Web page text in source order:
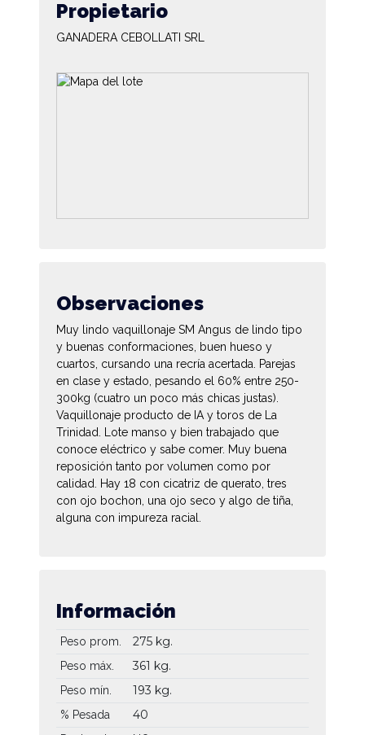
Propietario
GANADERA CEBOLLATI SRL
Observaciones
Muy lindo vaquillonaje SM Angus de lindo tipo
y buenas conformaciones, buen hueso y
cuartos, cursando una recría acertada. Parejas
en clase y estado, pesando el 60% entre 250-
300kg (cuatro un poco más chicas justas).
Vaquillonaje producto de IA y toros de La
Trinidad. Lote manso y bien trabajado que
conoce eléctrico y sabe comer. Muy buena
reposición tanto por volumen como por
calidad. Hay 18 con cicatriz de querato, tres
con ojo bochon, una ojo seco y algo de tiña,
alguna con impureza racial.
Información
Peso prom. 275 kg.
Peso máx. 361 kg.
Peso mín. 193 kg.
% Pesada 40